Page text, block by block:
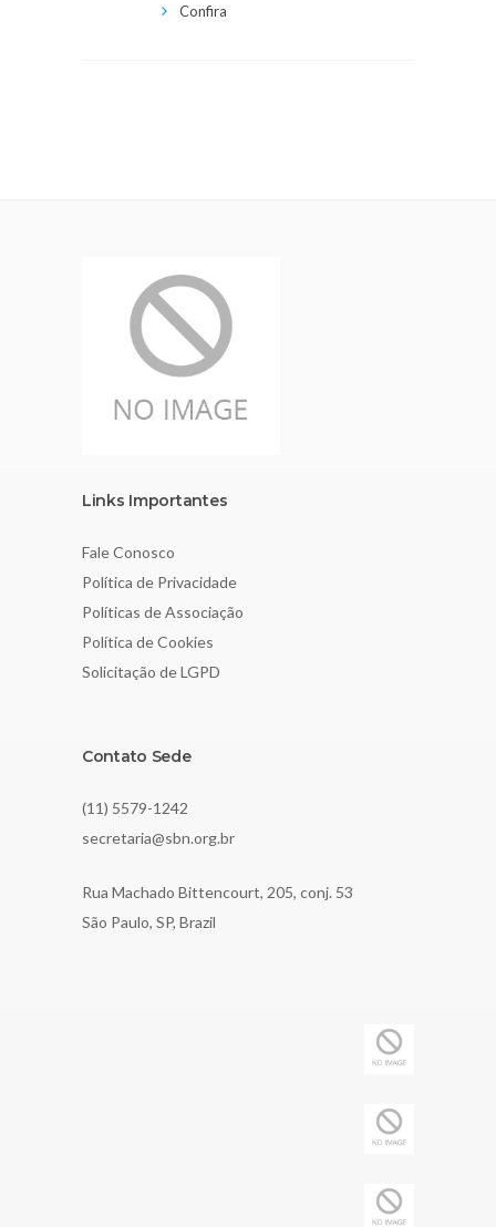
Confira
Links Importantes
Fale Conosco
Política de Privacidade
Políticas de Associação
Política de Cookies
Solicitação de LGPD
Contato Sede
(11) 5579-1242
secretaria@sbn.org.br
Rua Machado Bittencourt, 205, conj. 53
São Paulo, SP, Brazil